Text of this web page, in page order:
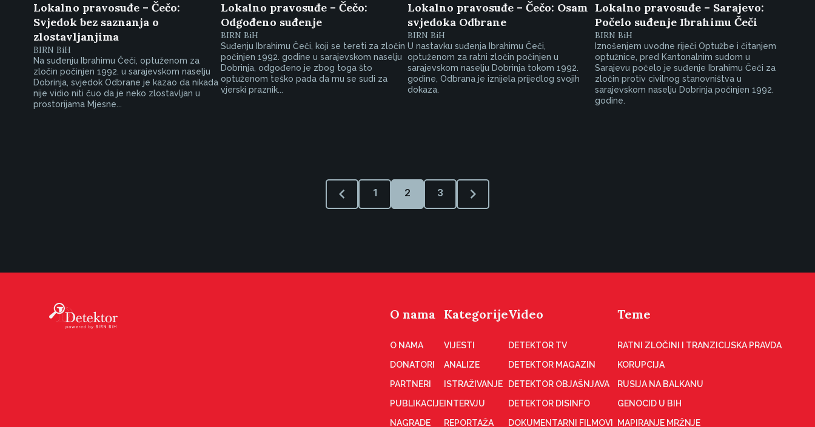
Lokalno pravosuđe – Čečo:
Svjedok bez saznanja o
zlostavljanjima
BIRN BiH
Na suđenju Ibrahimu Čeči, optuženom za
zločin počinjen 1992. u sarajevskom naselju
Dobrinja, svjedok Odbrane je kazao da nikada
nije vidio niti čuo da je neko zlostavljan u
prostorijama Mjesne...
Lokalno pravosuđe – Čečo:
Odgođeno suđenje
BIRN BiH
Suđenju Ibrahimu Čeči, koji se tereti za zločin
počinjen 1992. godine u sarajevskom naselju
Dobrinja, odgođeno je zbog toga što
optuženom teško pada da mu se sudi za
vjerski praznik...
Lokalno pravosuđe – Čečo: Osam
svjedoka Odbrane
BIRN BiH
U nastavku suđenja Ibrahimu Čeči,
optuženom za ratni zločin počinjen u
sarajevskom naselju Dobrinja tokom 1992.
godine, Odbrana je iznijela prijedlog svojih
dokaza.
Lokalno pravosuđe – Sarajevo:
Počelo suđenje Ibrahimu Čeči
BIRN BiH
Iznošenjem uvodne riječi Optužbe i čitanjem
optužnice, pred Kantonalnim sudom u
Sarajevu počelo je suđenje Ibrahimu Čeči za
zločin protiv civilnog stanovništva u
sarajevskom naselju Dobrinja počinjen 1992.
godine.
1 2 3
O nama
O NAMA
DONATORI
PARTNERI
PUBLIKACIJE
NAGRADE
Kategorije
VIJESTI
ANALIZE
ISTRAŽIVANJE
INTERVJU
REPORTAŽA
Video
DETEKTOR TV
DETEKTOR MAGAZIN
DETEKTOR OBJAŠNJAVA
DETEKTOR DISINFO
DOKUMENTARNI FILMOVI
Teme
RATNI ZLOČINI I TRANZICIJSKA PRAVDA
KORUPCIJA
RUSIJA NA BALKANU
GENOCID U BIH
MAPIRANJE MRŽNJE